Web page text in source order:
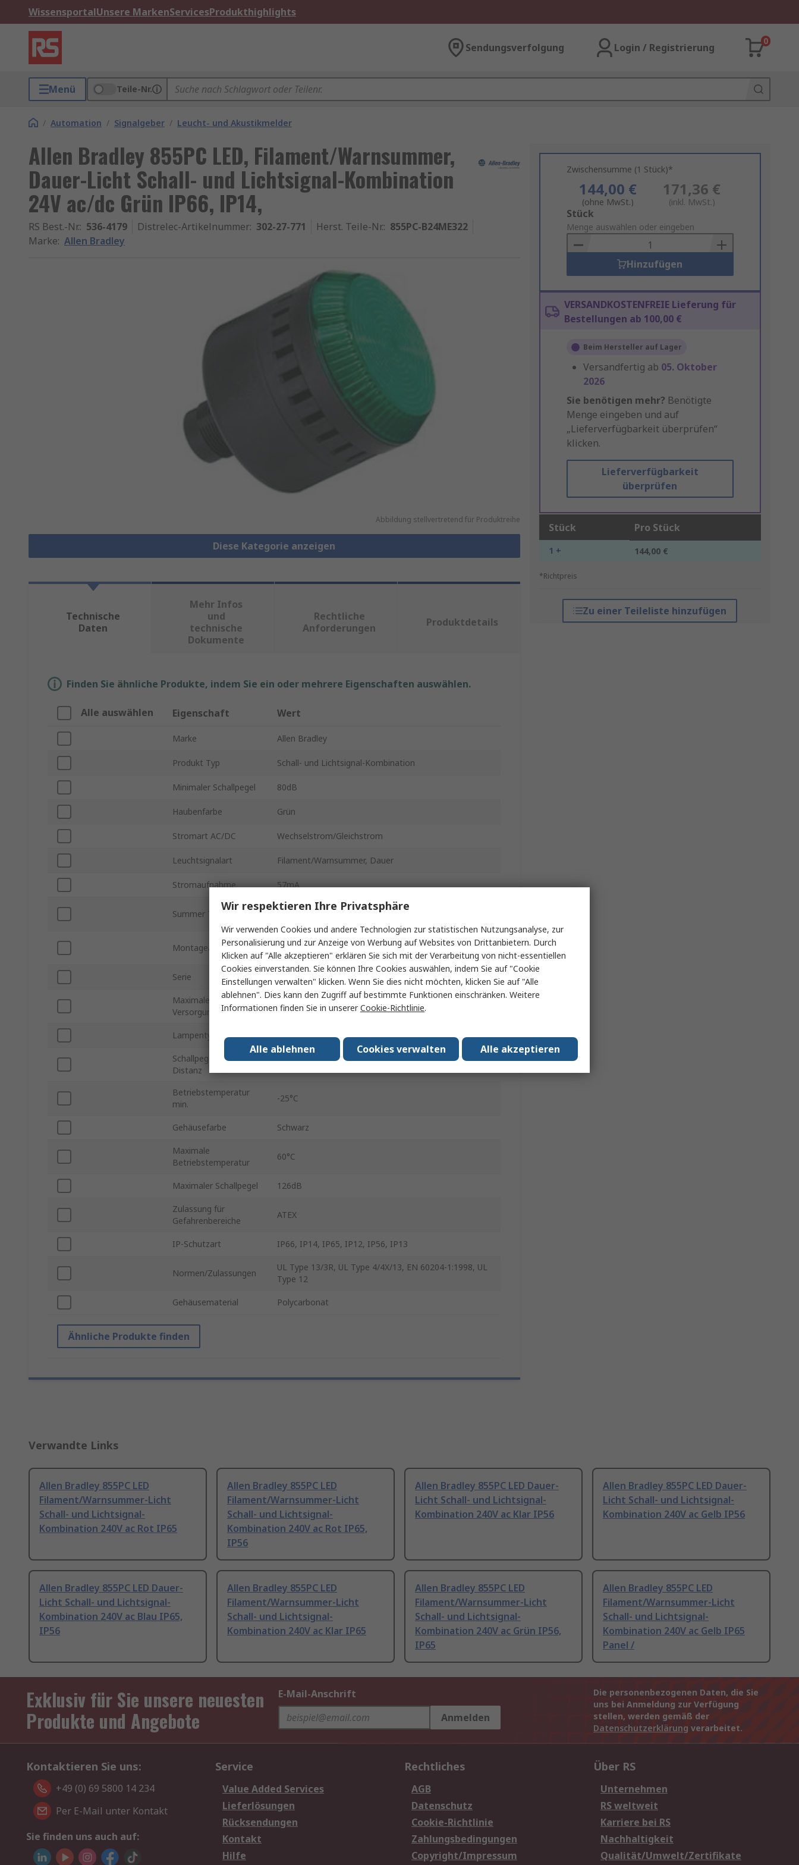
WissensportalUnsere MarkenServicesProdukthighlights
Sendungsverfolgung Login / Registrierung
0
Menü Teile-Nr.
/ Automation / Signalgeber / Leucht- und Akustikmelder
Allen Bradley 855PC LED, Filament/Warnsummer,
Dauer-Licht Schall- und Lichtsignal-Kombination
24V ac/dc Grün IP66, IP14,
RS Best.-Nr.: 536-4179 Distrelec-Artikelnummer: 302-27-771 Herst. Teile-Nr.: 855PC-B24ME322
Marke: Allen Bradley
Abbildung stellvertretend für Produktreihe
Diese Kategorie anzeigen
Zwischensumme (1 Stück)*
144,00 €
(ohne MwSt.)
171,36 €
(inkl. MwSt.)
Add
to
Basket
Stück
Menge auswählen oder eingeben
Hinzufügen
VERSANDKOSTENFREIE Lieferung für
Bestellungen ab 100,00 €
Beim Hersteller auf Lager
Versandfertig ab 05. Oktober
2026
Sie benötigen mehr? Benötigte
Menge eingeben und auf
„Lieferverfügbarkeit überprüfen“
klicken.
Lieferverfügbarkeit
überprüfen
Stück Pro Stück
1 + 144,00 €
*Richtpreis
Zu einer Teileliste hinzufügen
Technische
Daten
Mehr Infos
und
technische
Dokumente
Rechtliche
Anforderungen
Produktdetails
Finden Sie ähnliche Produkte, indem Sie ein oder mehrere Eigenschaften auswählen.
Alle auswählen Eigenschaft Wert
Marke Allen Bradley
Produkt Typ Schall- und Lichtsignal-Kombination
Minimaler Schallpegel 80dB
Haubenfarbe Grün
Stromart AC/DC Wechselstrom/Gleichstrom
Leuchtsignalart Filament/Warnsummer, Dauer
Stromaufnahme 57mA
Summer Typ
Wählbare Tonsignale, Wandler-Signalgeber, Piezo-
Montageart
Rohr, Kabelrohre, Magnetisch, Frontplattenmontage,
SMD, Mastbefestigung, Vertikale Montage
Serie 855PC
Maximale
Versorgungsspannung
24V ac/dc
Lampentyp LED
Schallpegel in 1m
Distanz
98dB
Betriebstemperatur
min.
-25°C
Gehäusefarbe Schwarz
Maximale
Betriebstemperatur
60°C
Maximaler Schallpegel 126dB
Zulassung für
Gefahrenbereiche
ATEX
IP-Schutzart IP66, IP14, IP65, IP12, IP56, IP13
Normen/Zulassungen
UL Type 13/3R, UL Type 4/4X/13, EN 60204-1:1998, UL
Type 12
Gehäusematerial Polycarbonat
Ähnliche Produkte finden
Verwandte Links
Allen Bradley 855PC LED
Filament/Warnsummer-Licht
Schall- und Lichtsignal-
Kombination 240V ac Rot IP65
Allen Bradley 855PC LED
Filament/Warnsummer-Licht
Schall- und Lichtsignal-
Kombination 240V ac Rot IP65,
IP56
Allen Bradley 855PC LED Dauer-
Licht Schall- und Lichtsignal-
Kombination 240V ac Klar IP56
Allen Bradley 855PC LED Dauer-
Licht Schall- und Lichtsignal-
Kombination 240V ac Gelb IP56
Allen Bradley 855PC LED Dauer-
Licht Schall- und Lichtsignal-
Kombination 240V ac Blau IP65,
IP56
Allen Bradley 855PC LED
Filament/Warnsummer-Licht
Schall- und Lichtsignal-
Kombination 240V ac Klar IP65
Allen Bradley 855PC LED
Filament/Warnsummer-Licht
Schall- und Lichtsignal-
Kombination 240V ac Grün IP56,
IP65
Allen Bradley 855PC LED
Filament/Warnsummer-Licht
Schall- und Lichtsignal-
Kombination 240V ac Gelb IP65
Panel /
Exklusiv für Sie unsere neuesten
Produkte und Angebote
E-Mail-Anschrift
Anmelden
Die personenbezogenen Daten, die Sie
uns bei Anmeldung zur Verfügung
stellen, werden gemäß der
Datenschutzerklärung verarbeitet.
Kontaktieren Sie uns:
+49 (0) 69 5800 14 234
Per E-Mail unter Kontakt
Sie finden uns auch auf:
Service
Value Added Services
Lieferlösungen
Rücksendungen
Kontakt
Hilfe
Rechtliches
AGB
Datenschutz
Cookie-Richtlinie
Zahlungsbedingungen
Copyright/Impressum
Über RS
Unternehmen
RS weltweit
Karriere bei RS
Nachhaltigkeit
Qualität/Umwelt/Zertifikate
Wir respektieren Ihre Privatsphäre
Wir verwenden Cookies und andere Technologien zur statistischen Nutzungsanalyse, zur
Personalisierung und zur Anzeige von Werbung auf Websites von Drittanbietern. Durch
Klicken auf "Alle akzeptieren" erklären Sie sich mit der Verarbeitung von nicht-essentiellen
Cookies einverstanden. Sie können Ihre Cookies auswählen, indem Sie auf "Cookie
Einstellungen verwalten" klicken. Wenn Sie dies nicht möchten, klicken Sie auf "Alle
ablehnen". Dies kann den Zugriff auf bestimmte Funktionen einschränken. Weitere
Informationen finden Sie in unsererCookie-Richtlinie.
Alle akzeptieren
Cookies verwalten
Alle ablehnen